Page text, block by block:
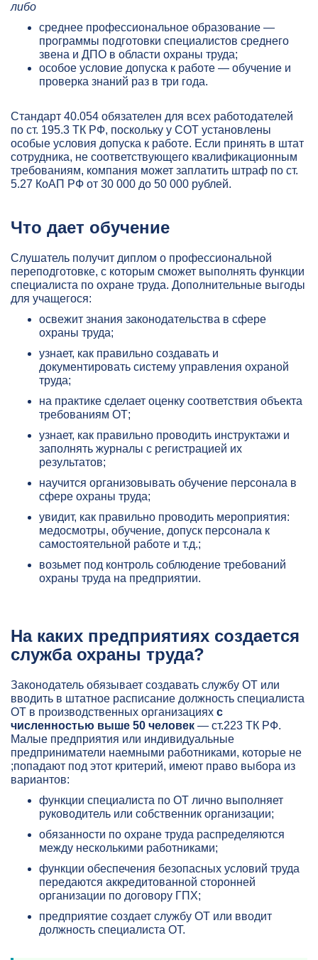
либо
среднее профессиональное образование —
программы подготовки специалистов среднего
звена и ДПО в области охраны труда;
особое условие допуска к работе — обучение и
проверка знаний раз в три года.
Стандарт 40.054 обязателен для всех работодателей
по ст. 195.3 ТК РФ, поскольку у СОТ установлены
особые условия допуска к работе. Если принять в штат
сотрудника, не соответствующего квалификационным
требованиям, компания может заплатить штраф по ст.
5.27 КоАП РФ от 30 000 до 50 000 рублей.
Что дает обучение
Слушатель получит диплом о профессиональной
переподготовке, с которым сможет выполнять функции
специалиста по охране труда. Дополнительные выгоды
для учащегося:
освежит знания законодательства в сфере
охраны труда;
узнает, как правильно создавать и
документировать систему управления охраной
труда;
на практике сделает оценку соответствия объекта
требованиям ОТ;
узнает, как правильно проводить инструктажи и
заполнять журналы с регистрацией их
результатов;
научится организовывать обучение персонала в
сфере охраны труда;
увидит, как правильно проводить мероприятия:
медосмотры, обучение, допуск персонала к
самостоятельной работе и т.д.;
возьмет под контроль соблюдение требований
охраны труда на предприятии.
На каких предприятиях создается
служба охраны труда?
Законодатель обязывает создавать службу ОТ или
вводить в штатное расписание должность специалиста
ОТ в производственных организациях с
численностью выше 50 человек — ст.223 ТК РФ.
Малые предприятия или индивидуальные
предприниматели наемными работниками, которые не
;попадают под этот критерий, имеют право выбора из
вариантов:
функции специалиста по ОТ лично выполняет
руководитель или собственник организации;
обязанности по охране труда распределяются
между несколькими работниками;
функции обеспечения безопасных условий труда
передаются аккредитованной сторонней
организации по договору ГПХ;
предприятие создает службу ОТ или вводит
должность специалиста ОТ.